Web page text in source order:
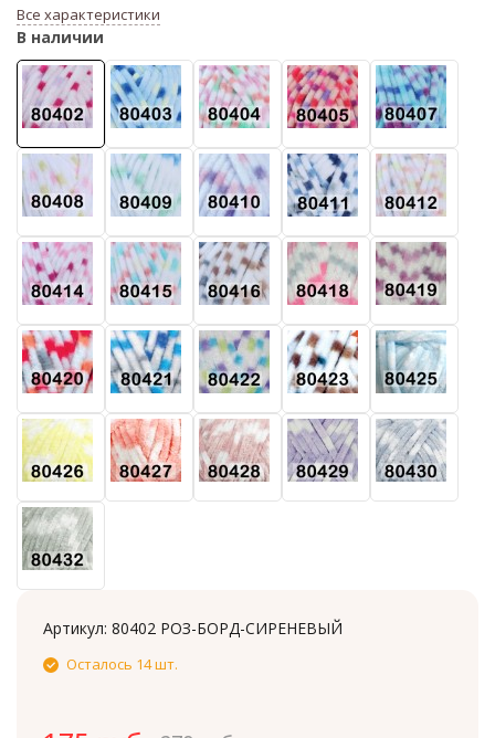
Все характеристики
В наличии
Артикул: 80402 РОЗ-БОРД-СИРЕНЕВЫЙ
Осталось 14 шт.